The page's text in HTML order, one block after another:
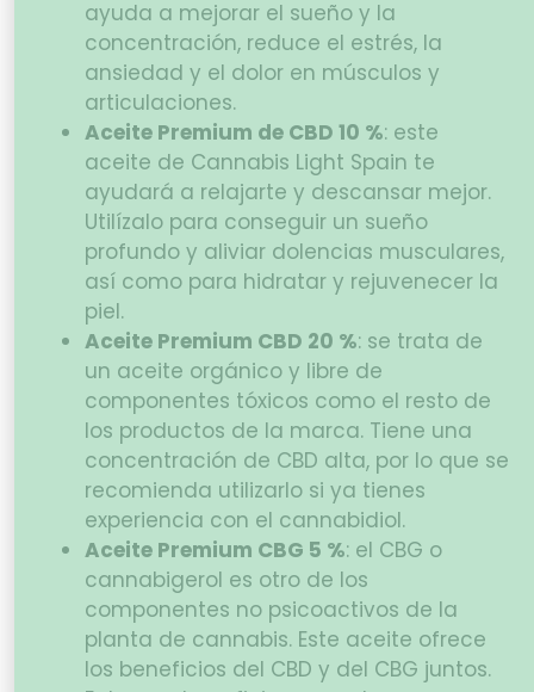
ayuda a mejorar el sueño y la
concentración, reduce el estrés, la
ansiedad y el dolor en músculos y
articulaciones.
Aceite Premium de CBD 10 %: este
aceite de Cannabis Light Spain te
ayudará a relajarte y descansar mejor.
Utilízalo para conseguir un sueño
profundo y aliviar dolencias musculares,
así como para hidratar y rejuvenecer la
piel.
Aceite Premium CBD 20 %: se trata de
un aceite orgánico y libre de
componentes tóxicos como el resto de
los productos de la marca. Tiene una
concentración de CBD alta, por lo que se
recomienda utilizarlo si ya tienes
experiencia con el cannabidiol.
Aceite Premium CBG 5 %: el CBG o
cannabigerol es otro de los
componentes no psicoactivos de la
planta de cannabis. Este aceite ofrece
los beneficios del CBD y del CBG juntos.